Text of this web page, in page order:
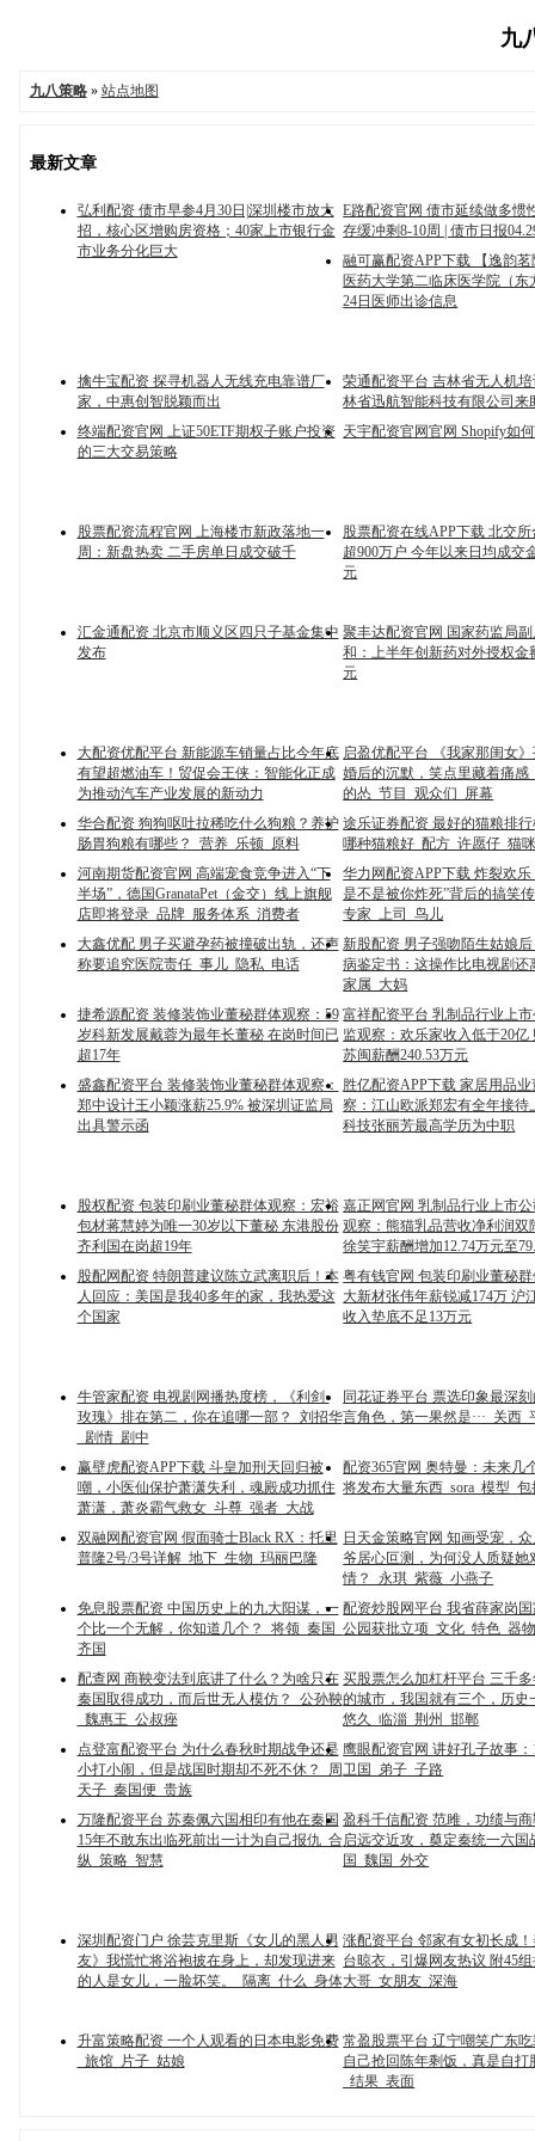
九
九八策略» 站点地图
最新文章
弘利配资 债市早参4月30日|深圳楼市放大
招，核心区增购房资格；40家上市银行金
市业务分化巨大
E路配资官网 债市延续做多惯
存缓冲剩8-10周 | 债市日报
融可赢配资APP下载 【逸韵
医药大学第二临床医学院（东
24日医师出诊信息
擒牛宝配资 探寻机器人无线充电靠谱厂
家，中惠创智脱颖而出
荣通配资平台 吉林省无人机
林省迅航智能科技有限公司来
终端配资官网 上证50ETF期权子账户投资
的三大交易策略
天宇配资官网官网 Shopify如
股票配资流程官网 上海楼市新政落地一
周：新盘热卖 二手房单日成交破千
股票配资在线APP下载 北交
超900万户 今年以来日均成交
元
汇金通配资 北京市顺义区四只子基金集中
发布
聚丰达配资官网 国家药监局
和：上半年创新药对外授权金
元
大配资优配平台 新能源车销量占比今年底
有望超燃油车！贸促会王侠：智能化正成
为推动汽车产业发展的新动力
启盈优配平台 《我家那闺女
婚后的沉默，笑点里藏着痛感
的怂_节目_观众们_屏幕
华合配资 狗狗呕吐拉稀吃什么狗粮？养护
肠胃狗粮有哪些？_营养_乐顿_原料
途乐证券配资 最好的猫粮排
哪种猫粮好_配方_许愿仔_猫
河南期货配资官网 高端宠食竞争进入“下
半场”，德国GranataPet（金交）线上旗舰
店即将登录_品牌_服务体系_消费者
华力网配资APP下载 炸裂欢乐
是不是被你炸死”背后的搞笑
专家_上司_鸟儿
大鑫优配 男子买避孕药被撞破出轨，还声
称要追究医院责任_事儿_隐私_电话
新股配资 男子强吻陌生姑娘
病鉴定书：这操作比电视剧还
家属_大妈
捷希源配资 装修装饰业董秘群体观察：59
岁科新发展戴蓉为最年长董秘 在岗时间已
超17年
富祥配资平台 乳制品行业上
监观察：欢乐家收入低于20亿
苏闽薪酬240.53万元
盛鑫配资平台 装修装饰业董秘群体观察：
郑中设计王小颖涨薪25.9% 被深圳证监局
出具警示函
胜亿配资APP下载 家居用品
察：江山欧派郑宏有全年接待
科技张丽芳最高学历为中职
股权配资 包装印刷业董秘群体观察：宏裕
包材蒋慧婷为唯一30岁以下董秘 东港股份
齐利国在岗超19年
嘉正网官网 乳制品行业上市
观察：熊猫乳品营收净利润双
徐笑宇薪酬增加12.74万元至
股配网配资 特朗普建议陈立武离职后！本
人回应：美国是我40多年的家，我热爱这
个国家
粤有钱官网 包装印刷业董秘
大新材张伟年薪锐减174万 沪
收入垫底不足13万元
牛管家配资 电视剧网播热度榜，《利剑·
玫瑰》排在第二，你在追哪一部？_刘招华
_剧情_剧中
同花证券平台 票选印象最深
言角色，第一果然是···_关西
赢壁虎配资APP下载 斗皇加刑天回归被
嘲，小医仙保护萧潇失利，魂殿成功抓住
萧潇，萧炎霸气救女_斗尊_强者_大战
配资365官网 奥特曼：未来几
将发布大量东西_sora_模型_包
双融网配资官网 假面骑士Black RX：托里
普隆2号/3号详解_地下_生物_玛丽巴隆
日天金策略官网 知画受宠，
爷居心叵测，为何没人质疑她
情？_永琪_紫薇_小燕子
免息股票配资 中国历史上的九大阳谋，一
个比一个无解，你知道几个？_将领_秦国_
齐国
配资炒股网平台 我省薛家岗
公园获批立项_文化_特色_器
配查网 商鞅变法到底讲了什么？为啥只在
秦国取得成功，而后世无人模仿？_公孙鞅
_魏惠王_公叔痤
买股票怎么加杠杆平台 三千
的城市，我国就有三个，历史
悠久_临淄_荆州_邯郸
点登富配资平台 为什么春秋时期战争还是
小打小闹，但是战国时期却不死不休？_周
天子_秦国便_贵族
鹰眼配资官网 讲好孔子故事：
卫国_弟子_子路
万隆配资平台 苏秦佩六国相印有他在秦国
15年不敢东出临死前出一计为自己报仇_合
纵_策略_智慧
盈科千信配资 范雎，功绩与
启远交近攻，奠定秦统一六国
国_魏国_外交
深圳配资门户 徐芸克里斯《女儿的黑人男
友》我慌忙将浴袍披在身上，却发现进来
的人是女儿，一脸坏笑。_隔离_什么_身体
涨配资平台 邻家有女初长成
台晾衣，引爆网友热议 附45
大哥_女朋友_深海
升富策略配资 一个人观看的日本电影免费
_旅馆_片子_姑娘
常盈股票平台 辽宁嘲笑广东
自己抢回陈年剩饭，真是自打
_结果_表面